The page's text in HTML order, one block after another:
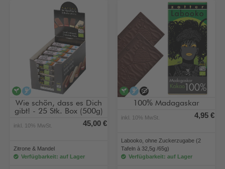
veganalkoholfrei
Wie schön, dass es Dich
gibt! - 25 Stk. Box (500g)
inkl. 10% MwSt. 45,00 €
Zitrone & Mandel
Verfügbarkeit: auf Lager
veganalkoholfrei
ohne Zuckerzugabe
100% Madagaskar
inkl. 10% MwSt. 4,95 €
Labooko, ohne Zuckerzugabe (2
Tafeln à 32,5g /65g)
Verfügbarkeit: auf Lager